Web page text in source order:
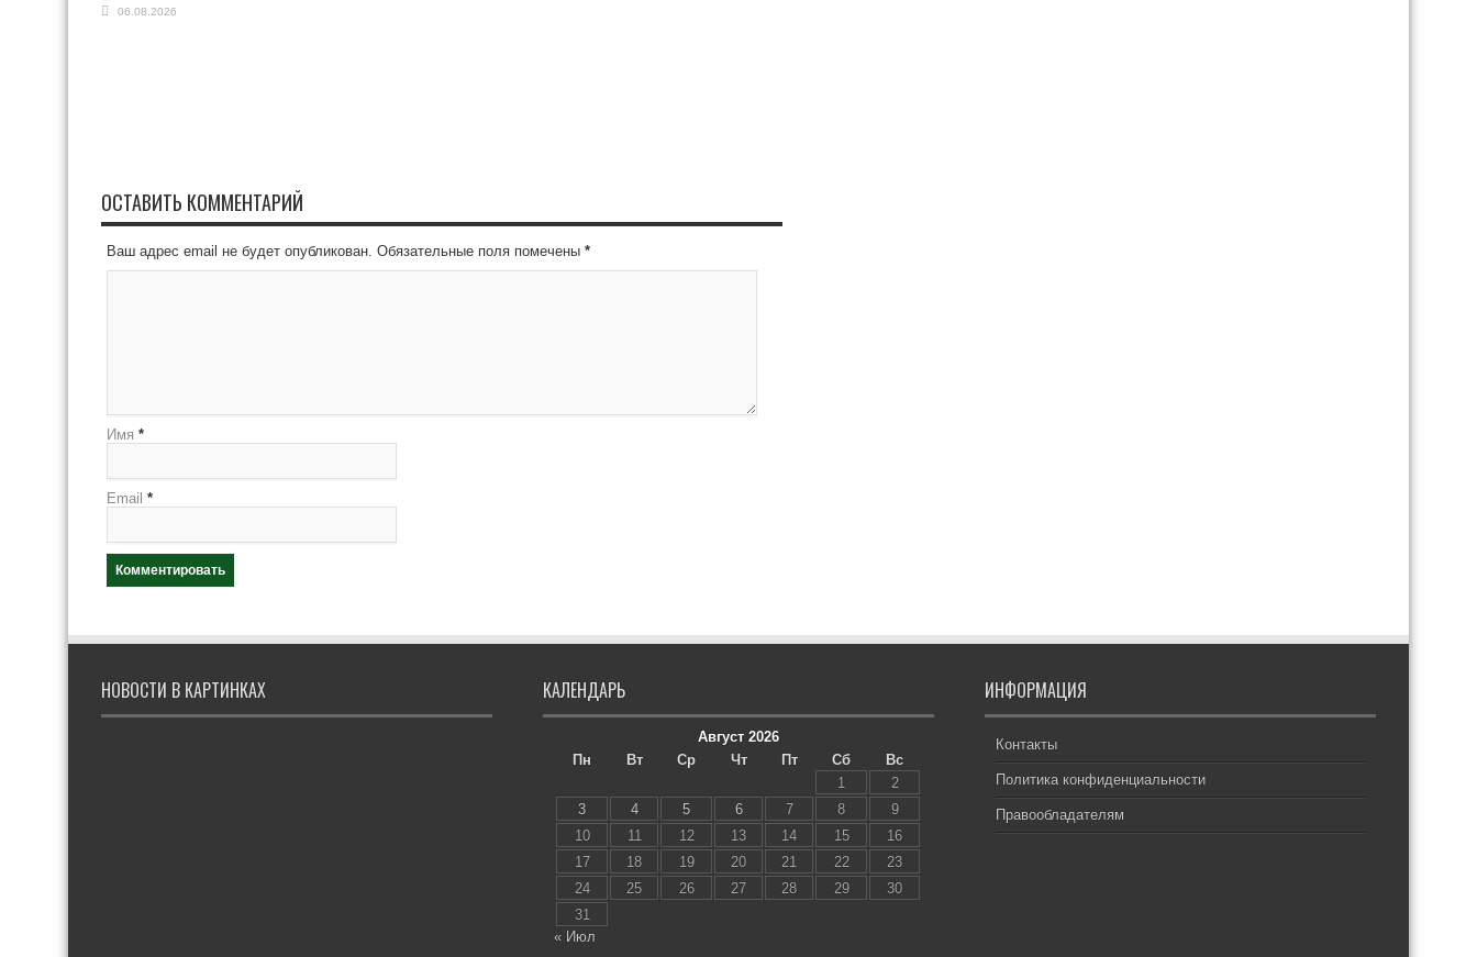
06.08.2026
ОСТАВИТЬ КОММЕНТАРИЙ
Ваш адрес email не будет опубликован. Обязательные поля помечены *
Имя *
Email *
НОВОСТИ В КАРТИНКАХ КАЛЕНДАРЬ
Август 2026
Пн
Вт Ср Чт Пт Сб
Вс
1
2
3
4 5 6 7 8
9
10
11 12 13 14 15
16
17
18 19 20 21 22
23
24
25 26 27 28 29
30
31
« Июл
ИНФОРМАЦИЯ
Контакты
Политика конфиденциальности
Правообладателям